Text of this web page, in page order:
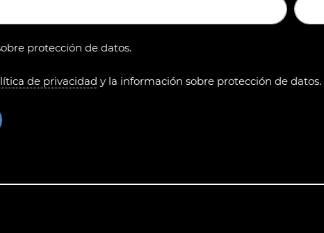
protección de datos.
de privacidad y la información sobre protección de datos.